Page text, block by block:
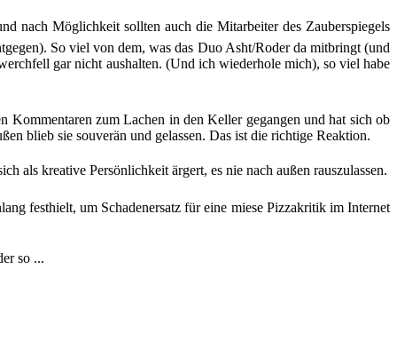
nach Möglichkeit sollten auch die Mitarbeiter des Zauberspiegels
So viel von dem, was das Duo Asht/Roder da mitbringt (und
gar nicht aushalten. (Und ich wiederhole mich), so viel habe
Kommentaren zum Lachen in den Keller gegangen und hat sich ob
blieb sie souverän und gelassen. Das ist die richtige Reaktion.
als kreative Persönlichkeit ärgert, es nie nach außen rauszulassen.
festhielt, um Schadenersatz für eine miese Pizzakritik im Internet
so ...